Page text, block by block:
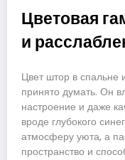
Цветовая
и
Цвет штор в спальне
принято думать. Он
настроение и даже
вроде глубокого
атмосферу уюта, а
пространство и